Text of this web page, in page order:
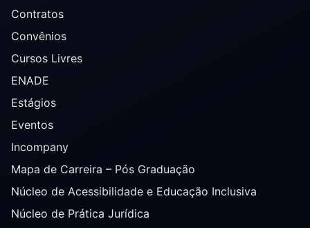
Contratos
Convênios
Cursos Livres
ENADE
Estágios
Eventos
Incompany
Mapa de Carreira – Pós Graduação
Núcleo de Acessibilidade e Educação Inclusiva
Núcleo de Prática Jurídica